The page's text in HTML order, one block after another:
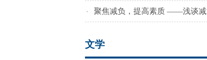
聚焦减负，提高素质 ——浅谈减
文学